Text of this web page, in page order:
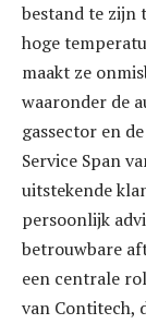
bestand te zijn
hoge
maakt ze
waaronder de
gassector en
Service Span
uitstekende
persoonlijk
betrouwbare
een centrale
van Contitech,